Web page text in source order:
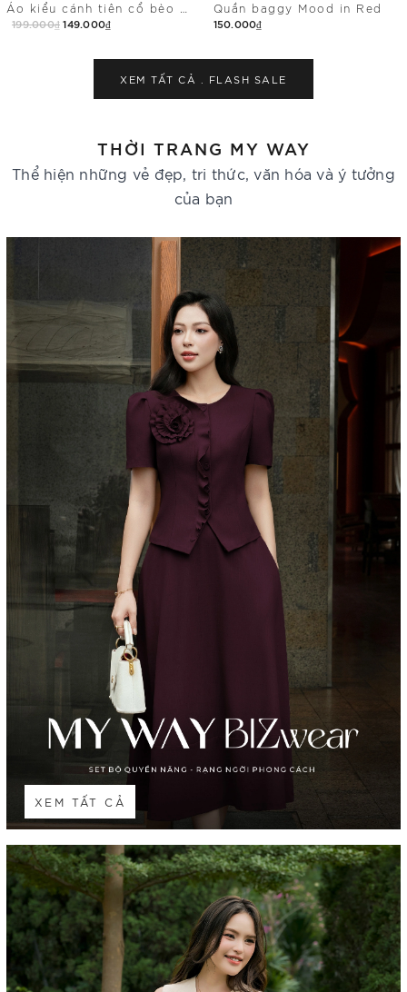
Quần baggy Mood in Red
150.000₫
199.000₫
XEM TẤT CẢ . FLASH SALE
THỜI TRANG MY WAY
Thể hiện những vẻ đẹp, tri thức, văn hóa và ý tưởng
của bạn
XEM TẤT CẢ